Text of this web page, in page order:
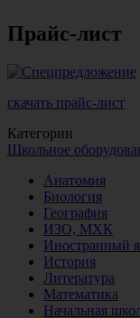
Прайс-лист
скачать прайс-лист
Категории
Школьное
Анатомия
Биология
География
ИЗО, МХК
Иностранный
История
Литература
Математика
Начальная